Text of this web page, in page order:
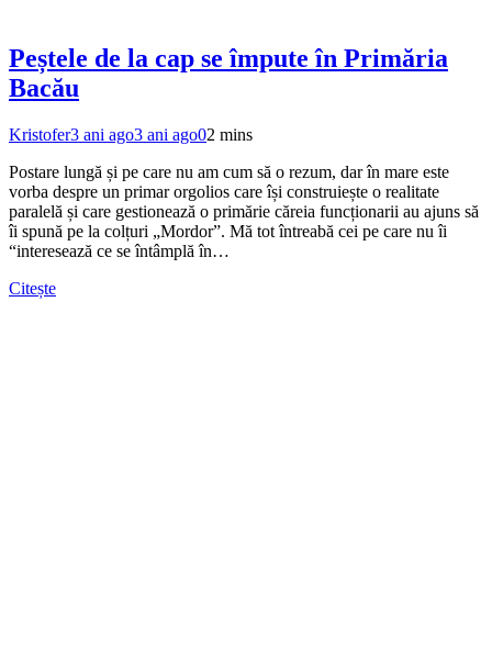
Peștele de la cap se împute în Primăria
Bacău
Kristofer3 ani ago3 ani ago02 mins
Postare lungă și pe care nu am cum să o rezum, dar în mare este
vorba despre un primar orgolios care își construiește o realitate
paralelă și care gestionează o primărie căreia funcționarii au ajuns să
îi spună pe la colțuri „Mordor”. Mă tot întreabă cei pe care nu îi
“interesează ce se întâmplă în…
Citește